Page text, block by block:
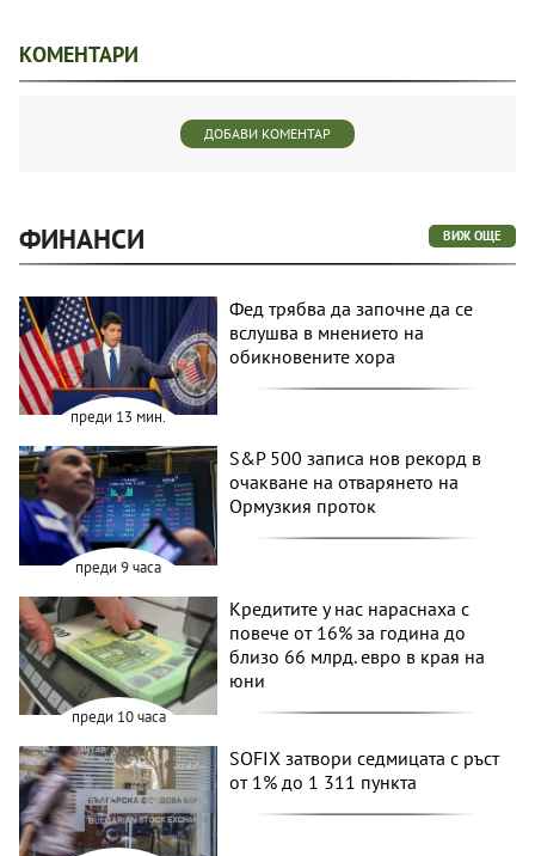
КОМЕНТАРИ
ДОБАВИ КОМЕНТАР
ФИНАНСИ ВИЖ ОЩЕ
преди 13 мин.
Фед трябва да започне да се
вслушва в мнението на
обикновените хора
преди 9 часа
S&P 500 записа нов рекорд в
очакване на отварянето на
Ормузкия проток
преди 10 часа
Кредитите у нас нараснаха с
повече от 16% за година до
близо 66 млрд. евро в края на
юни
SOFIX затвори седмицата с ръст
от 1% до 1 311 пункта